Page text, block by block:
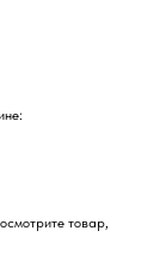
товар,